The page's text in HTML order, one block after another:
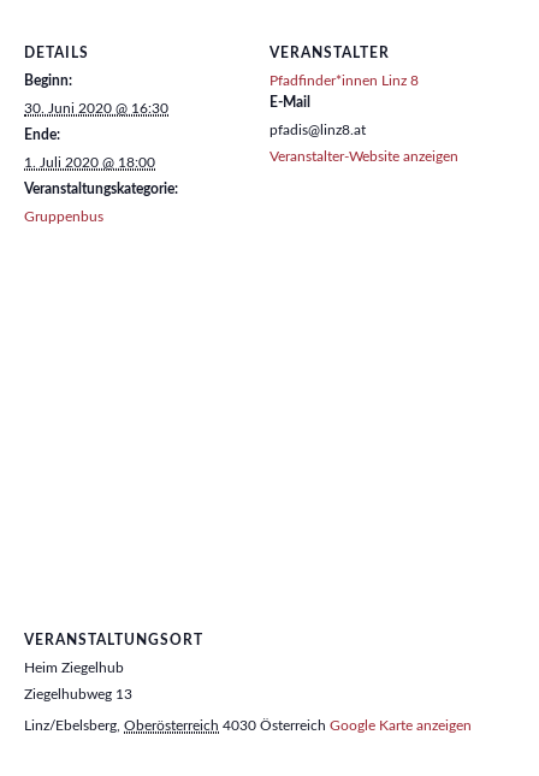
DETAILS
Beginn:
30. Juni 2020 @ 16:30
Ende:
1. Juli 2020 @ 18:00
Veranstaltungskategorie:
Gruppenbus
VERANSTALTER
Pfadfinder*innen Linz 8
E-Mail
pfadis@linz8.at
Veranstalter-Website anzeigen
VERANSTALTUNGSORT
Heim Ziegelhub
Ziegelhubweg 13
Linz/Ebelsberg Oberösterreich 4030 Österreich Google Karte anzeigen